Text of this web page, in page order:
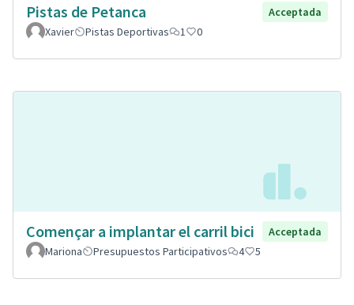
Pistas de Petanca
Acceptada
Xavier
Pistas Deportivas 1 0
Començar a implantar el carril bici
Acceptada
Mariona
Presupuestos Participativos 4 5